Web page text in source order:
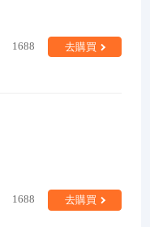
1688 去購買
1688 去購買